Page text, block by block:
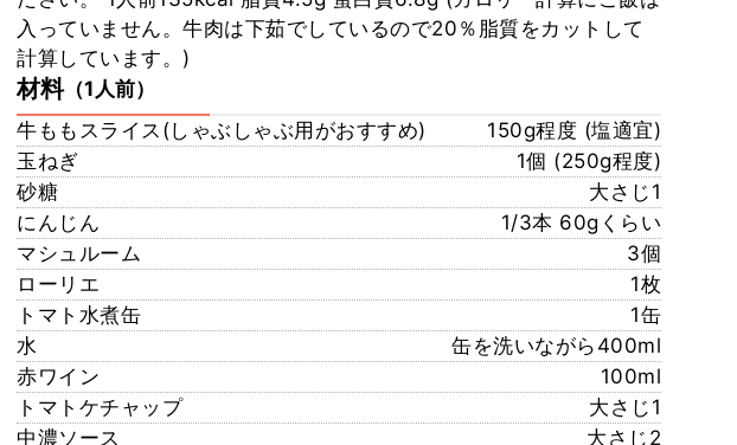
入っていません。牛肉は下茹でしているので20％脂質をカットして
計算しています。)
材料（1人前）
牛ももスライス(しゃぶしゃぶ用がおすすめ)
150g程度 (塩適宜)
玉ねぎ
1個 (250g程度)
砂糖
大さじ1
にんじん
1/3本 60gくらい
マシュルーム
3個
ローリエ
1枚
トマト水煮缶
1缶
水
缶を洗いながら400ml
赤ワイン
100ml
トマトケチャップ
大さじ1
中濃ソース
大さじ2